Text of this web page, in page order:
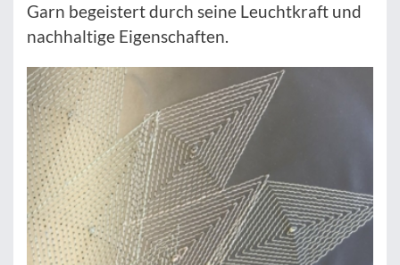
Garn begeistert durch seine Leuchtkraft und
nachhaltige Eigenschaften.